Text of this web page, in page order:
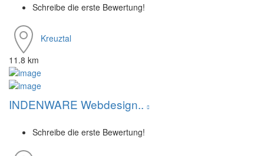
Schreibe die erste Bewertung!
Kreuztal
11.8 km
INDENWARE Webdesign..
Schreibe die erste Bewertung!